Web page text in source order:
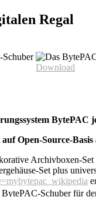
Regal
Download
Open-Source-
Archivboxen-
Set plus
Schuber für